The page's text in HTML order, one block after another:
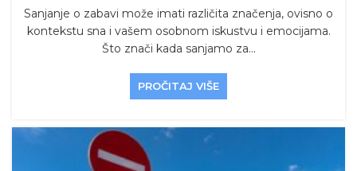
Sanjanje o zabavi može imati različita značenja, ovisno o
kontekstu sna i vašem osobnom iskustvu i emocijama.
Što znači kada sanjamo za...
PROČITAJ VIŠE